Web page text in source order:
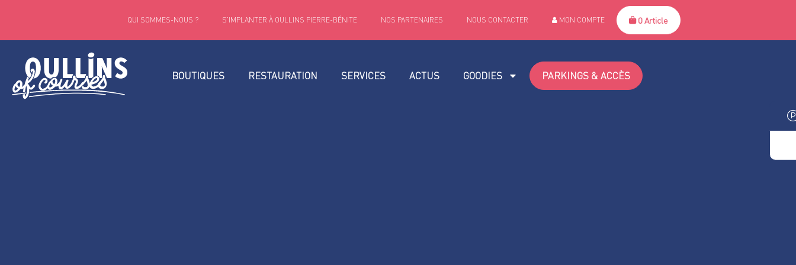
QUI SOMMES-NOUS ? S’IMPLANTER À OULLINS PIERRE-BÉNITE NOS PARTENAIRES NOUS CONTACTER MON COMPTE 0 Article
BOUTIQUES RESTAURATION SERVICES ACTUS GOODIES PARKINGS & ACCÈS